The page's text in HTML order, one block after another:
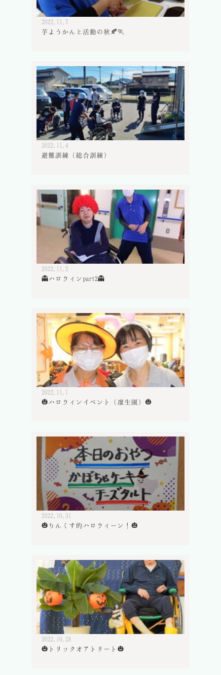
2022.11.7
芋ようかんと活動の秋🍂🏃
2022.11.4
避難訓練（総合訓練）
2022.11.2
👻ハロウィンpart2👻
2022.11.1
🎃ハロウィンイベント（凜生園）🎃
2022.10.31
🎃りんくす的ハロウィーン！🎃
2022.10.28
🎃トリックオアトリート🎃